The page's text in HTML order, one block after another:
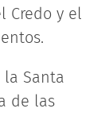
Credo y el
la Santa
de las